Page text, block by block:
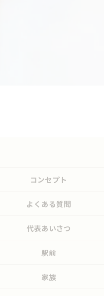
コンセプト
よくある質問
代表あいさつ
駅前
家族